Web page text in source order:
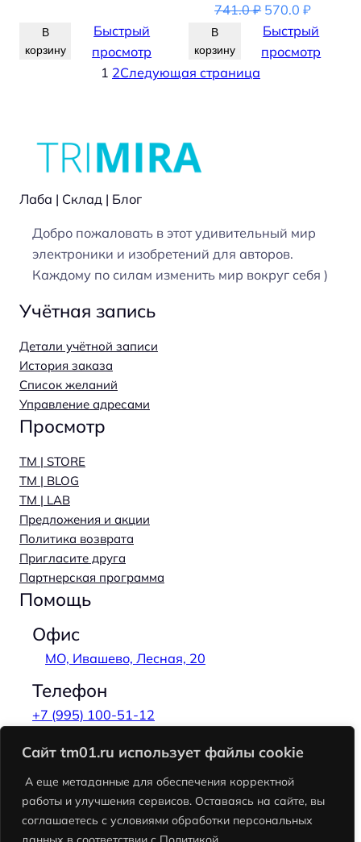
Сайт tm01.ru использует файлы cookie
А еще метаданные для обеспечения корректной
работы и улучшения сервисов. Оставаясь на сайте, вы
соглашаетесь с условиями обработки персональных
В
корзину
Быстрый
просмотр
741.0₽
цена
составляла
570.0₽
цена:
570.0 ₽.
В
корзину
Быстрый
просмотр
1 2Следующая страница
Лаба | Склад | Блог
Добро пожаловать в этот удивительный мир
электроники и изобретений для авторов.
Каждому по силам изменить мир вокруг себя )
Учётная запись
Детали учётной записи
История заказа
Список желаний
Управление адресами
Просмотр
TM | STORE
TM | BLOG
TM | LAB
Предложения и акции
Политика возврата
Пригласите друга
Партнерская программа
Помощь
Офис
МО, Ивашево, Лесная, 20
Телефон
+7 (995) 100-51-12
Email